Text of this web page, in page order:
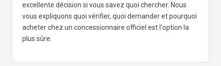
excellente décision si vous savez quoi chercher. Nous
vous expliquons quoi vérifier, quoi demander et pourquoi
acheter chez un concessionnaire officiel est l'option la
plus sûre.